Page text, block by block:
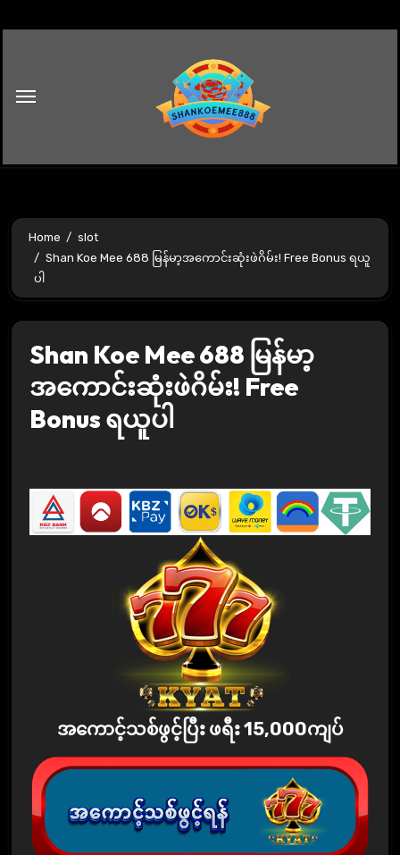
Home
slot
Shan Koe Mee 688 မြန်မာ့အကောင်းဆုံးဖဲဂိမ်း! Free Bonus ရယူ
ပါ
Shan Koe Mee 688 မြန်မာ့
အကောင်းဆုံးဖဲဂိမ်း! Free
Bonus ရယူပါ
အကောင့်သစ်ဖွင့်ပြီး ဖရီး 15,000ကျပ်